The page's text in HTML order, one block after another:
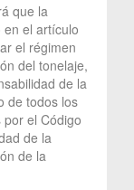
que la
el artículo
el régimen
del tonelaje,
de la
de todos los
el Código
de la
de la